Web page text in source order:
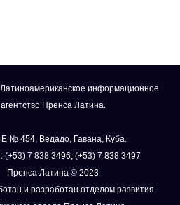
информационное
агентство Пренса Латина.
№ 454, Ведадо, Гавана, Куба.
(+53) 7 838 3496, (+53) 7 838 3497
Пренса Латина © 2023
и разработан отделом развития